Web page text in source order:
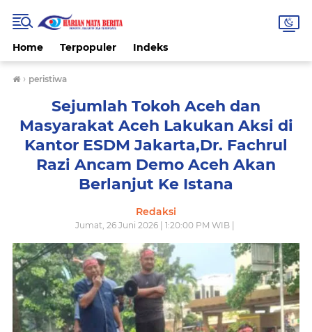
Home Terpopuler Indeks
› peristiwa
Sejumlah Tokoh Aceh dan
Masyarakat Aceh Lakukan Aksi di
Kantor ESDM Jakarta,Dr. Fachrul
Razi Ancam Demo Aceh Akan
Berlanjut Ke Istana
Redaksi
Jumat, 26 Juni 2026 | 1:20:00 PM WIB |